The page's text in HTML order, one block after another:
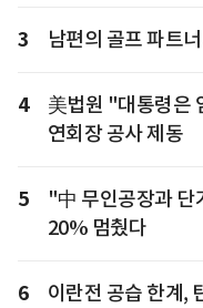
3 남편의 골프 파트너
4
美법원 "대통령은
연회장 공사 제동
5
"中 무인공장과
20% 멈췄다
6
이란전 공습 한계,